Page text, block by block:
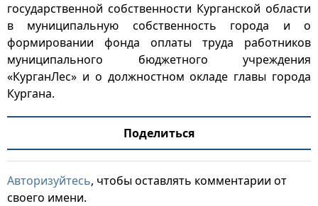
государственной собственности Курганской области
в муниципальную собственность города и о
формировании фонда оплаты труда работников
муниципального бюджетного учреждения
«КурганЛес» и о должностном окладе главы города
Кургана.
Поделиться
Авторизуйтесь, чтобы оставлять комментарии от
своего имени.